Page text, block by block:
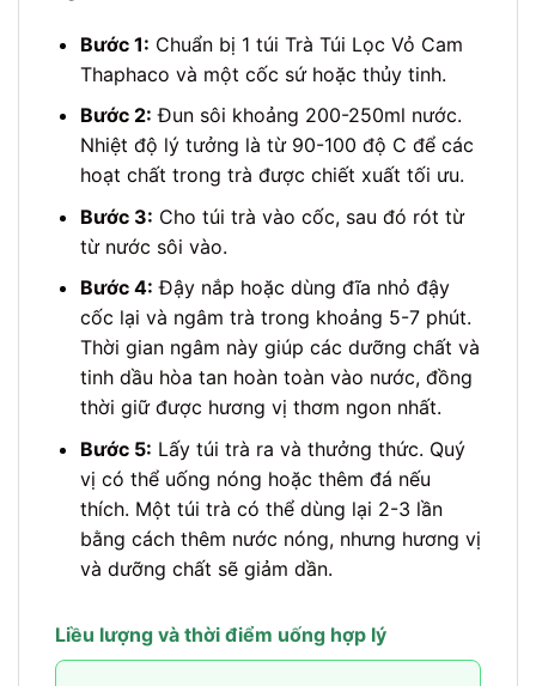
Bước 1: Chuẩn bị 1 túi Trà Túi Lọc Vỏ Cam
Thaphaco và một cốc sứ hoặc thủy tinh.
Bước 2: Đun sôi khoảng 200-250ml nước.
Nhiệt độ lý tưởng là từ 90-100 độ C để các
hoạt chất trong trà được chiết xuất tối ưu.
Bước 3: Cho túi trà vào cốc, sau đó rót từ
từ nước sôi vào.
Bước 4: Đậy nắp hoặc dùng đĩa nhỏ đậy
cốc lại và ngâm trà trong khoảng 5-7 phút.
Thời gian ngâm này giúp các dưỡng chất và
tinh dầu hòa tan hoàn toàn vào nước, đồng
thời giữ được hương vị thơm ngon nhất.
Bước 5: Lấy túi trà ra và thưởng thức. Quý
vị có thể uống nóng hoặc thêm đá nếu
thích. Một túi trà có thể dùng lại 2-3 lần
bằng cách thêm nước nóng, nhưng hương vị
và dưỡng chất sẽ giảm dần.
Liều lượng và thời điểm uống hợp lý